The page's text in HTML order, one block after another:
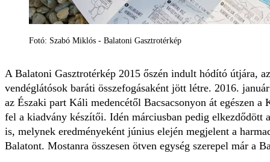
Fotó: Szabó Miklós - Balatoni Gasztrotérkép
A Balatoni Gasztrotérkép 2015 őszén indult hódító útjára,
vendéglátósok baráti összefogásaként jött létre. 2016.
az Északi part Káli medencétől Bacsacsonyon át egészen a
fel a kiadvány készítői. Idén márciusban pedig elkezdődött
is, melynek eredményeként június elején megjelent a
Balatont. Mostanra összesen ötven egység szerepel már a